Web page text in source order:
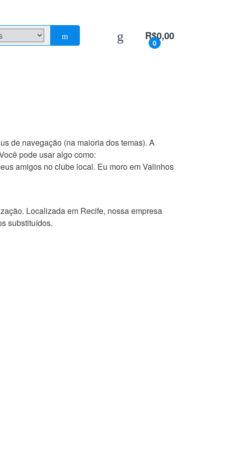
0
R$0,00
de navegação (na maioria dos temas). A
pode usar algo como:
amigos no clube local. Eu moro em Valinhos
Localizada em Recife, nossa empresa
substituídos.